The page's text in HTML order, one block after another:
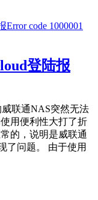
登陆报
联通NAS突然无法
用便利性大打了折
的，说明是威联通
了问题。 由于使用